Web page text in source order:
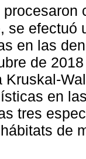
se efectuó
en las
de
Kruskal-
en
tres
de